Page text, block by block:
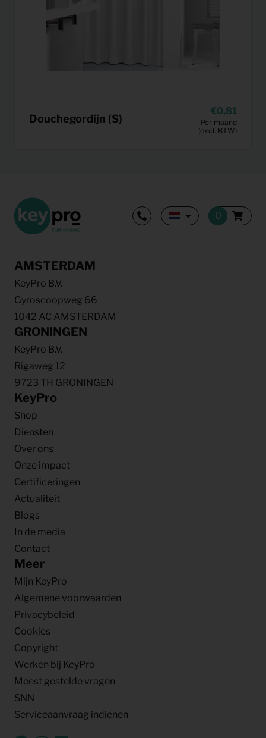
Douchegordijn (S)
0,81
Per maand
(excl. BTW)
AMSTERDAM
KeyPro B.V.
Gyroscoopweg 66
1042 AC AMSTERDAM
GRONINGEN
KeyPro B.V.
Rigaweg 12
9723 TH GRONINGEN
KeyPro
Shop
Diensten
Over ons
Onze impact
Certificeringen
Actualiteit
Blogs
In de media
Contact
Meer
Mijn KeyPro
Algemene voorwaarden
Privacybeleid
Cookies
Copyright
Werken bij KeyPro
Meest gestelde vragen
SNN
Serviceaanvraag indienen